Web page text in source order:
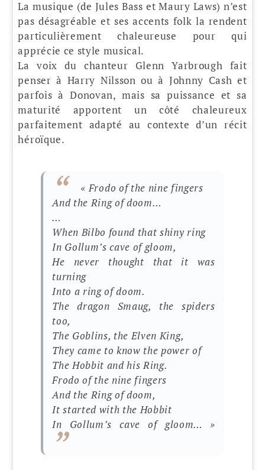
La musique (de Jules Bass et Maury Laws) n’est
pas désagréable et ses accents folk la rendent
particulièrement chaleureuse pour qui
apprécie ce style musical.
La voix du chanteur Glenn Yarbrough fait
penser à Harry Nilsson ou à Johnny Cash et
parfois à Donovan, mais sa puissance et sa
maturité apportent un côté chaleureux
parfaitement adapté au contexte d’un récit
héroïque.
« Frodo of the nine fingers
And the Ring of doom…
…
When Bilbo found that shiny ring
In Gollum’s cave of gloom,
He never thought that it was
turning
Into a ring of doom.
The dragon Smaug, the spiders
too,
The Goblins, the Elven King,
They came to know the power of
The Hobbit and his Ring.
Frodo of the nine fingers
And the Ring of doom,
It started with the Hobbit
In Gollum’s cave of gloom… »